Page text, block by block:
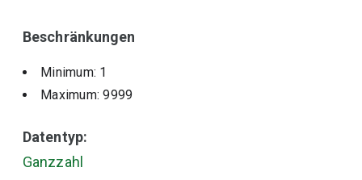
Beschränkungen
Minimum: 1
Maximum: 9999
Datentyp:
Ganzzahl